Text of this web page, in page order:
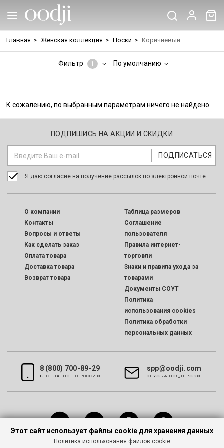
Главная > Женская коллекция > Носки > Коричневый
Фильтр 1 По умолчанию
К сожалению, по выбранным параметрам ничего не найдено.
ПОДПИШИСЬ НА АКЦИИ И СКИДКИ
Я даю согласие на получение рассылок по электронной почте.
O компании
Контакты
Вопросы и ответы
Как сделать заказ
Оплата товара
Доставка товара
Возврат товара
Таблица размеров
Соглашение
пользователя
Правила интернет-
торговли
Знаки и правила ухода за
товарами
Документы СОУТ
Политика
использования cookies
Политика обработки
персональных данных
8 (800) 700-89-29
БЕСПЛАТНО ПО РОССИИ
spp@oodji.com
CЛУЖБА ПОДДЕРЖКИ
Этот сайт использует файлы cookie для хранения данных
Политика использования файлов cookie